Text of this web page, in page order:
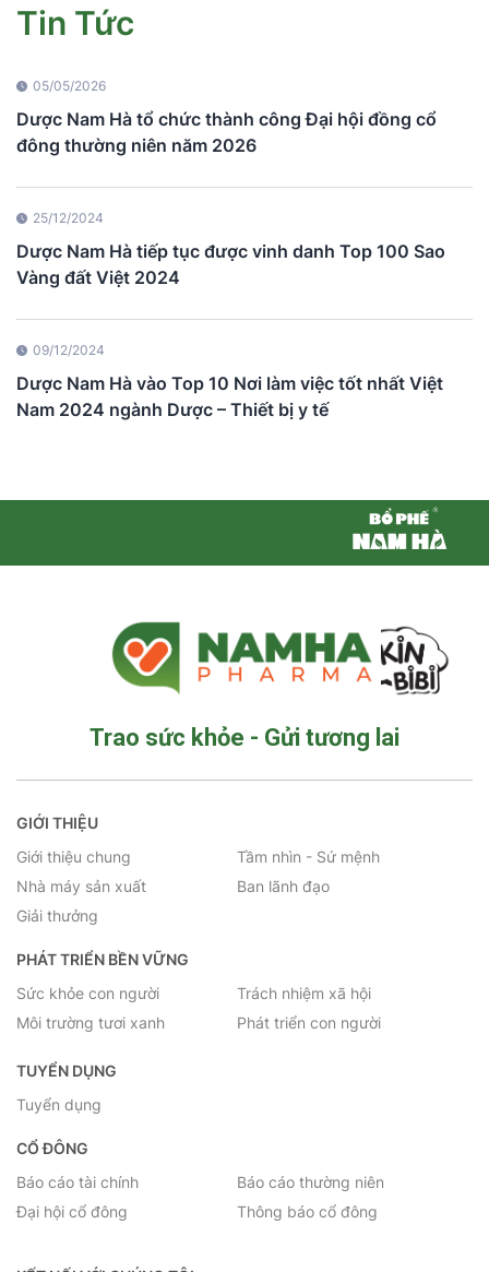
Tin Tức
05/05/2026
Dược Nam Hà tổ chức thành công Đại hội đồng cổ
đông thường niên năm 2026
25/12/2024
Dược Nam Hà tiếp tục được vinh danh Top 100 Sao
Vàng đất Việt 2024
09/12/2024
Dược Nam Hà vào Top 10 Nơi làm việc tốt nhất Việt
Nam 2024 ngành Dược – Thiết bị y tế
Trao sức khỏe - Gửi tương lai
GIỚI THIỆU
Giới thiệu chung
Tầm nhìn - Sứ mệnh
Nhà máy sản xuất
Ban lãnh đạo
Giải thưởng
PHÁT TRIỂN BỀN VỮNG
Sức khỏe con người
Trách nhiệm xã hội
Môi trường tươi xanh
Phát triển con người
TUYỂN DỤNG
Tuyển dụng
CỔ ĐÔNG
Báo cáo tài chính
Báo cáo thường niên
Đại hội cổ đông
Thông báo cổ đông